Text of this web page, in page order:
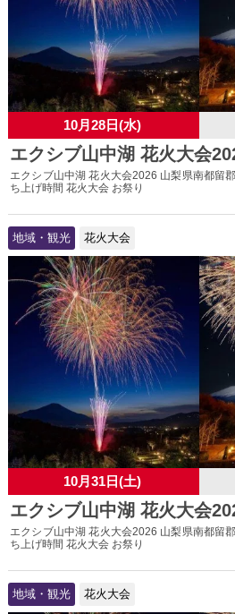
10月28日(水)
エクシブ山中湖 花火大会
エクシブ山中湖 花火大会2026 山梨県南都留
ち上げ時間 花火大会 お祭り
地域・観光 花火大会
10月31日(土)
エクシブ山中湖 花火大会
エクシブ山中湖 花火大会2026 山梨県南都留
ち上げ時間 花火大会 お祭り
地域・観光 花火大会